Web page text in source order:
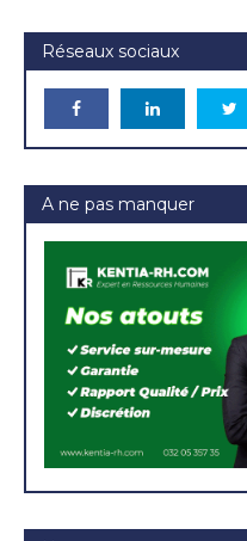
Réseaux sociaux
A ne pas manquer